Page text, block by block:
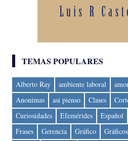
TEMAS POPULARES
Alberto Ray ambiente laboral
Anonimas
asi pienso Clases
Curiosidades
Efemérides Español
Frases
Gerencia Gráfico Gráficos